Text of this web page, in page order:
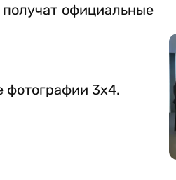
официальные
фотографии 3x4.